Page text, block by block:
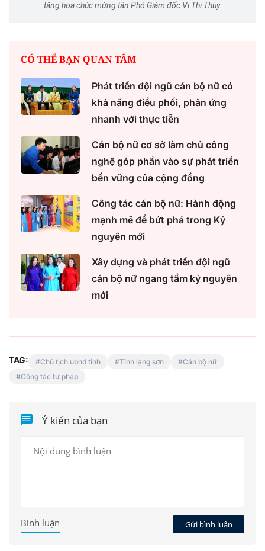
tặng hoa chúc mừng tân Phó Giám đốc Vi Thị Thùy.
CÓ THỂ BẠN QUAN TÂM
Phát triển đội ngũ cán bộ nữ có
khả năng điều phối, phản ứng
nhanh với thực tiễn
Cán bộ nữ cơ sở làm chủ công
nghệ góp phần vào sự phát triển
bền vững của cộng đồng
Công tác cán bộ nữ: Hành động
mạnh mẽ để bứt phá trong Kỷ
nguyên mới
Xây dựng và phát triển đội ngũ
cán bộ nữ ngang tầm kỷ nguyên
mới
TAG: Chủ tịch ubnd tỉnh Tỉnh lạng sơn
Cán bộ nữ
Công tác tư pháp
Ý kiến của bạn
Gửi bình luận
Bình luận